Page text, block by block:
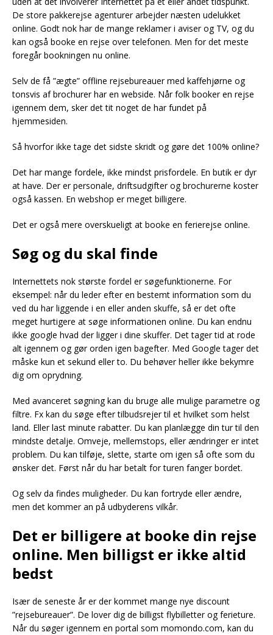
De store pakkerejse agenturer arbejder næsten udelukket
online. Godt nok har de mange reklamer i aviser og TV, og du
kan også booke en rejse over telefonen. Men for det meste
foregår bookningen nu online.
Selv de få ”ægte” offline rejsebureauer med kaffehjørne og
tonsvis af brochurer har en webside. Når folk booker en rejse
igennem dem, sker det tit noget de har fundet på
hjemmesiden.
Så hvorfor ikke tage det sidste skridt og gøre det 100% online?
Det har mange fordele, ikke mindst prisfordele. En butik er dyr
at have. Der er personale, driftsudgifter og brochurerne koster
også kassen. En webshop er meget billigere.
Det er også mere overskueligt at booke en ferierejse online.
Søg og du skal finde
Internettets nok største fordel er søgefunktionerne. For
eksempel: når du leder efter en bestemt information som du
ved du har liggende i en eller anden skuffe, så er det ofte
meget hurtigere at søge informationen online. Du kan endnu
ikke google hvad der ligger i dine skuffer. Det tager tid at rode
alt igennem og gør orden igen bagefter. Med Google tager det
måske kun et sekund eller to. Du behøver heller ikke bekymre
dig om oprydning.
Med avanceret søgning kan du bruge alle mulige parametre og
filtre. Fx kan du søge efter tilbudsrejer til et hvilket som helst
land. Eller last minute rabatter. Du kan planlægge din tur til den
mindste detalje. Omveje, mellemstops, eller ændringer er intet
problem. Du kan tilføje, slette, starte om igen så ofte som du
ønsker det. Først når du har betalt for turen fanger bordet.
Og selv da findes muligheder. Du kan fortryde eller ændre,
men det kommer an på udbyderens vilkår.
Det er billigere at booke din rejse
online. Men billigst er ikke altid
bedst
Især de seneste år er der kommet mange nye discount
”rejsebureauer”. De lover dig de billigst flybilletter og ferieture.
Når du søger igennem en portal som momondo.com, kan du